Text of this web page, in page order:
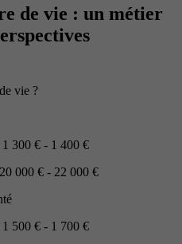
de vie : un métier
vie ?
1 300 € - 1 400 €
000 € - 22 000 €
1 500 € - 1 700 €